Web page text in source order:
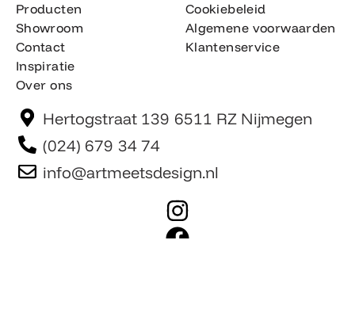
Producten
Showroom
Contact
Inspiratie
Over ons
Cookiebeleid
Algemene voorwaarden
Klantenservice
Hertogstraat 139 6511 RZ Nijmegen
(024) 679 34 74
info@artmeetsdesign.nl
I
n
F